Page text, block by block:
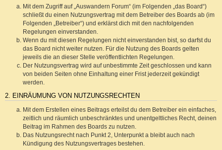
Mit dem Zugriff auf „Auswandern Forum“ (im Folgenden „das Board“)
schließt du einen Nutzungsvertrag mit dem Betreiber des Boards ab (im
Folgenden „Betreiber“) und erklärst dich mit den nachfolgenden
Regelungen einverstanden.
Wenn du mit diesen Regelungen nicht einverstanden bist, so darfst du
das Board nicht weiter nutzen. Für die Nutzung des Boards gelten
jeweils die an dieser Stelle veröffentlichten Regelungen.
Der Nutzungsvertrag wird auf unbestimmte Zeit geschlossen und kann
von beiden Seiten ohne Einhaltung einer Frist jederzeit gekündigt
werden.
2. EINRÄUMUNG VON NUTZUNGSRECHTEN
Mit dem Erstellen eines Beitrags erteilst du dem Betreiber ein einfaches,
zeitlich und räumlich unbeschränktes und unentgeltliches Recht, deinen
Beitrag im Rahmen des Boards zu nutzen.
Das Nutzungsrecht nach Punkt 2, Unterpunkt a bleibt auch nach
Kündigung des Nutzungsvertrages bestehen.